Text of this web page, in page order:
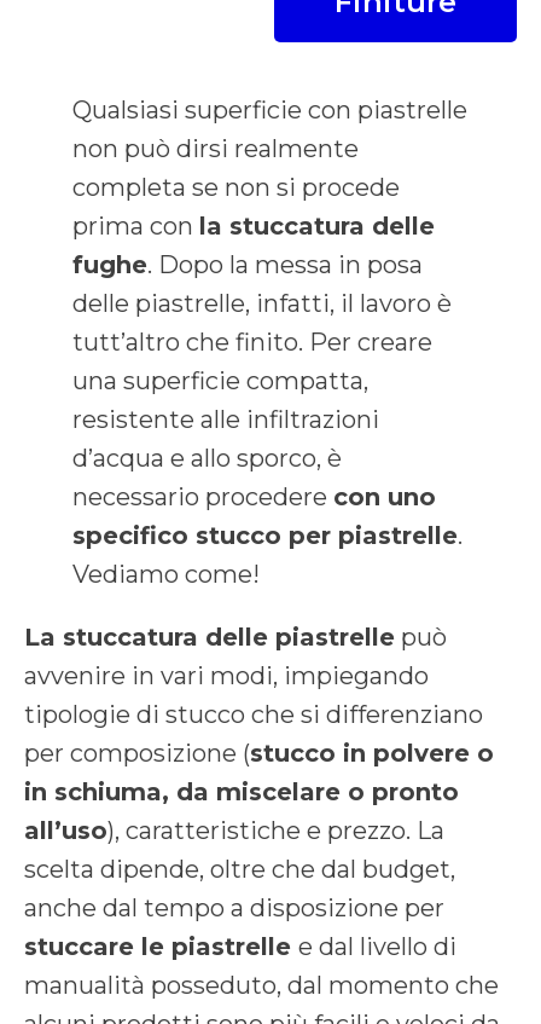
Qualsiasi superficie con piastrelle
non può dirsi realmente
completa se non si procede
prima con la stuccatura delle
fughe. Dopo la messa in posa
delle piastrelle, infatti, il lavoro è
tutt’altro che finito. Per creare
una superficie compatta,
resistente alle infiltrazioni
d’acqua e allo sporco, è
necessario procedere con uno
specifico stucco per piastrelle.
Vediamo come!
La stuccatura delle piastrelle può
avvenire in vari modi, impiegando
tipologie di stucco che si differenziano
per composizione (stucco in polvere o
in schiuma, da miscelare o pronto
all’uso), caratteristiche e prezzo. La
scelta dipende, oltre che dal budget,
anche dal tempo a disposizione per
stuccare le piastrelle e dal livello di
manualità posseduto, dal momento che